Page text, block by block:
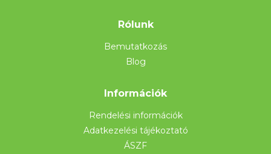
Rólunk
Bemutatkozás
Blog
Információk
Rendelési információk
Adatkezelési tájékoztató
ÁSZF